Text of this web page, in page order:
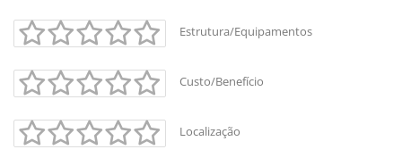
Estrutura/Equipamentos
Custo/Benefício
Localização